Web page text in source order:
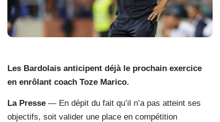
Les Bardolais anticipent déjà le prochain exercice
en enrôlant coach Toze Marico.
La Presse — En dépit du fait qu’il n’a pas atteint ses
objectifs, soit valider une place en compétition